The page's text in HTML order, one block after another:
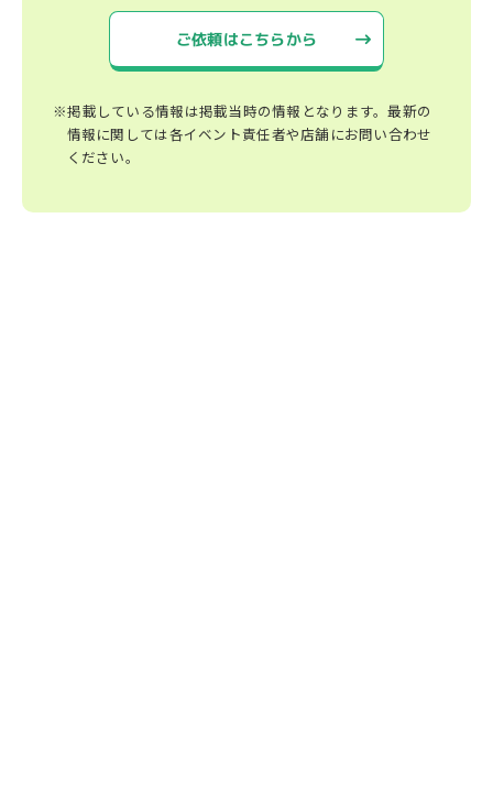
ご依頼はこちらから
※掲載している情報は掲載当時の情報となります。最新の
情報に関しては各イベント責任者や店舗にお問い合わせ
ください。